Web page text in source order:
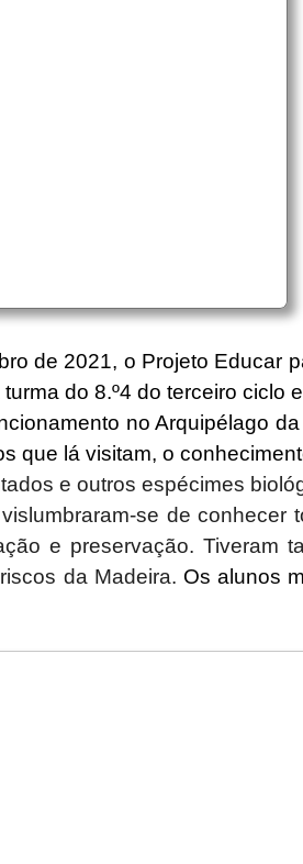
de 2021, o Projeto Educar
do 8.º4 do terceiro ciclo
no Arquipélago
que lá visitam, o
e outros espécimes
se de
e preservação. Tiveram
da Madeira. Os alunos